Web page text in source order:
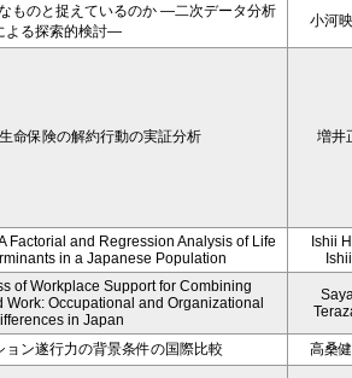
ものと捉えているのか —二次データ分析
よる探索的検討—
小河
命保険の解約行動の実証分析 増井
Factorial and Regression Analysis of Life
in a Japanese Population
Ishii
of Workplace Support for Combining
Work: Occupational and Organizational
in Japan
ョン遂行力の背景条件の国際比較 高桑